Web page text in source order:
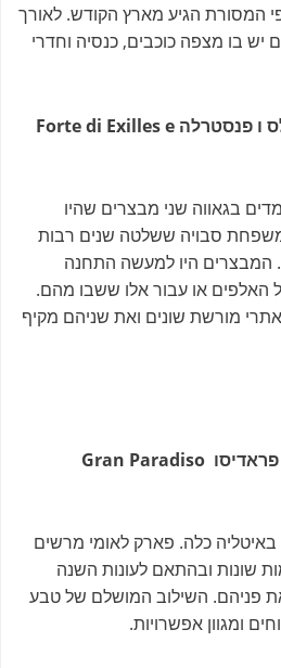
המסורת הגיע מארץ הקודש. לאורך
יש בו מצפה כוכבים, כנסיה וחדרי
ו פנסטרלה Forte di Exilles e
בגאווה שני מבצרים שהיו
סבויה ששלטה שנים רבות
המבצרים היו למעשה התחנה
האלפים או עבור אלו ששבו מהם.
מורשת שונים ואת שניהם מקיף
Gran Paradiso
כלה. פארק לאומי מרשים
שונות ובהתאם לעונות השנה
פניהם. השילוב המושלם של טבע
ומגוון אפשרויות.